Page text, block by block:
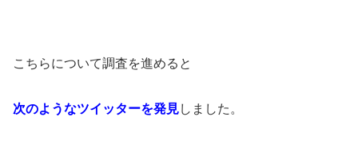
こちらについて調査を進めると
次のようなツイッターを発見しました。